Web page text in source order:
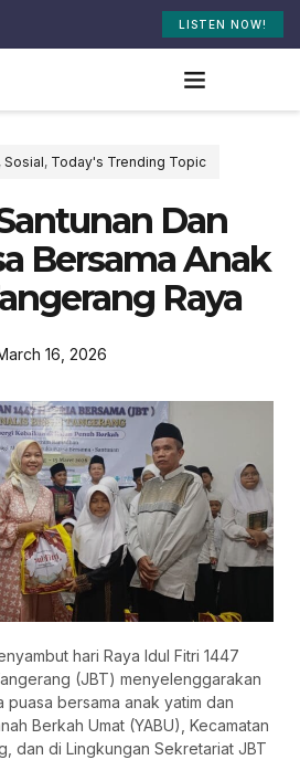
LISTEN NOW!
, Sosial, Today's Trending Topic
Dan
Bersama Anak
Raya
16, 2026
hari Raya Idul Fitri 1447
(JBT) menyelenggarakan
bersama anak yatim dan
Berkah Umat (YABU), Kecamatan
dan di Lingkungan Sekretariat JBT